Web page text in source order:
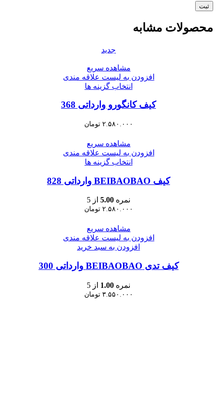
محصولات مشابه
جدید
مشاهده سریع
افزودن به لیست علاقه مندی
انتخاب گزینه ها
کیف کانگورو وارداتی 368
۲.۵۸۰.۰۰۰ تومان
مشاهده سریع
افزودن به لیست علاقه مندی
انتخاب گزینه ها
کیف BEIBAOBAO وارداتی 828
نمره 5.00 از 5
۲.۵۸۰.۰۰۰ تومان
مشاهده سریع
افزودن به لیست علاقه مندی
افزودن به سبد خرید
کیف تدی BEIBAOBAO وارداتی 300
نمره 1.00 از 5
۳.۵۵۰.۰۰۰ تومان